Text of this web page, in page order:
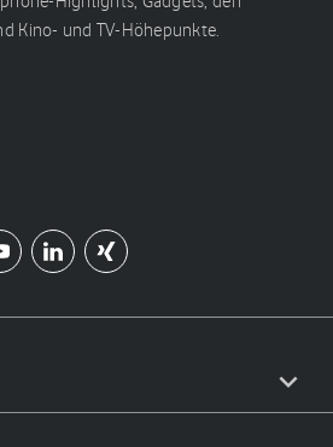
Kino- und TV-Höhepunkte.